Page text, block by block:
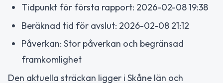
Tidpunkt för första rapport: 2026-02-08 19:38
Beräknad tid för avslut: 2026-02-08 21:12
Påverkan: Stor påverkan och begränsad
framkomlighet
Den aktuella sträckan ligger i Skåne län och